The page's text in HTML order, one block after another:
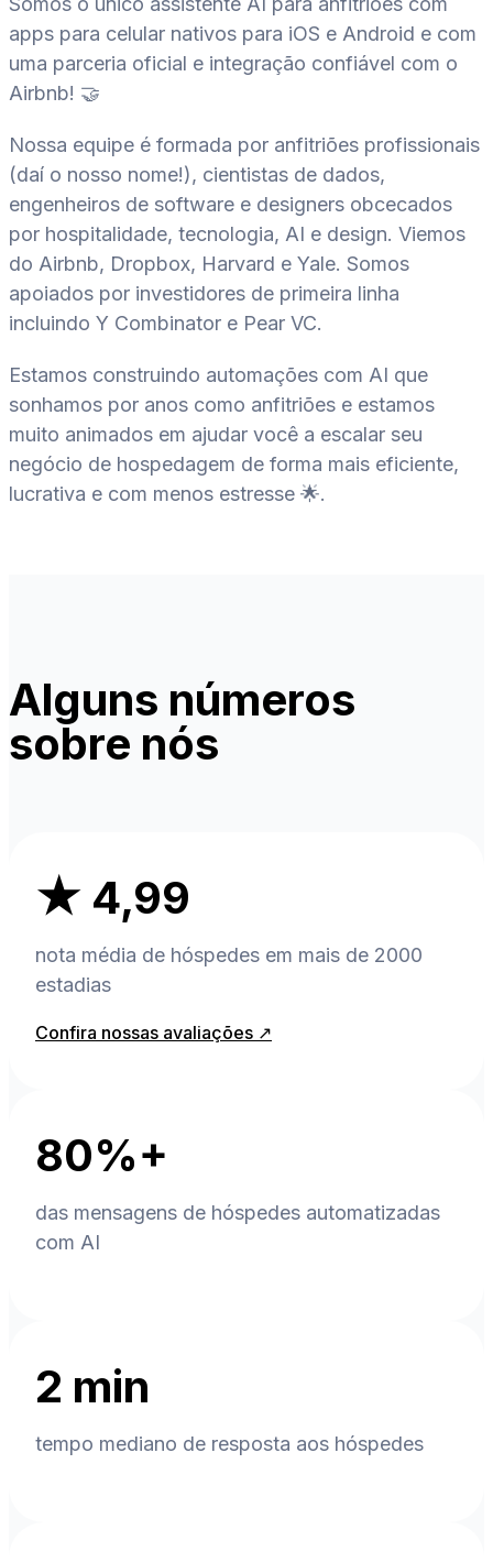
apps para celular nativos para iOS e Android e com
uma parceria oficial e integração confiável com o
Airbnb! 🤝
Nossa equipe é formada por anfitriões profissionais
(daí o nosso nome!), cientistas de dados,
engenheiros de software e designers obcecados
por hospitalidade, tecnologia, AI e design. Viemos
do Airbnb, Dropbox, Harvard e Yale. Somos
apoiados por investidores de primeira linha
incluindo Y Combinator e Pear VC.
Estamos construindo automações com AI que
sonhamos por anos como anfitriões e estamos
muito animados em ajudar você a escalar seu
negócio de hospedagem de forma mais eficiente,
lucrativa e com menos estresse 🌟.
Alguns números
sobre nós
★ 4,99
nota média de hóspedes em mais de 2000
estadias
Confira nossas avaliações ↗
80%+
das mensagens de hóspedes automatizadas
com AI
2 min
tempo mediano de resposta aos hóspedes